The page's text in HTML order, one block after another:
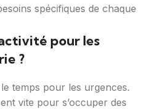
spécifiques de chaque
pour les
?
temps pour les urgences.
vite pour s’occuper des